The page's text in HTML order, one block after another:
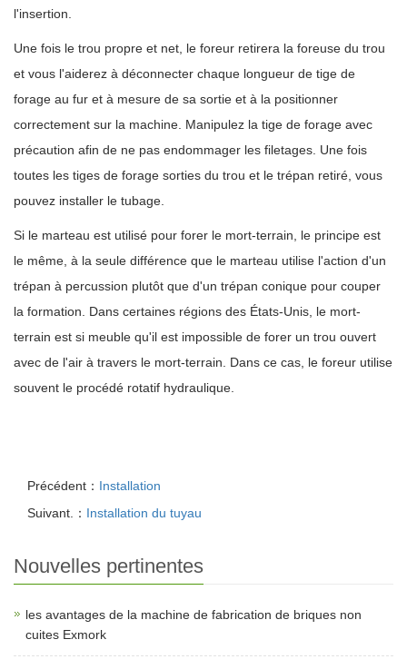
l'insertion.
Une fois le trou propre et net, le foreur retirera la foreuse du trou
et vous l'aiderez à déconnecter chaque longueur de tige de
forage au fur et à mesure de sa sortie et à la positionner
correctement sur la machine. Manipulez la tige de forage avec
précaution afin de ne pas endommager les filetages. Une fois
toutes les tiges de forage sorties du trou et le trépan retiré, vous
pouvez installer le tubage.
Si le marteau est utilisé pour forer le mort-terrain, le principe est
le même, à la seule différence que le marteau utilise l'action d'un
trépan à percussion plutôt que d'un trépan conique pour couper
la formation. Dans certaines régions des États-Unis, le mort-
terrain est si meuble qu'il est impossible de forer un trou ouvert
avec de l'air à travers le mort-terrain. Dans ce cas, le foreur utilise
souvent le procédé rotatif hydraulique.
Précédent： Installation
Suivant.： Installation du tuyau
Nouvelles pertinentes
les avantages de la machine de fabrication de briques non
cuites Exmork